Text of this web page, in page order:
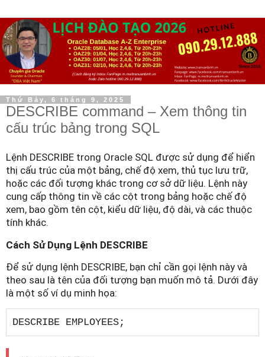
Thứ Bảy, 6 tháng 9, 2025
DESCRIBE command – Xem thông tin
cấu trúc bảng trong SQL
Lệnh DESCRIBE trong Oracle SQL được sử dụng để hiển
thị cấu trúc của một bảng, chế độ xem, thủ tục lưu trữ,
hoặc các đối tượng khác trong cơ sở dữ liệu. Lệnh này
cung cấp thông tin về các cột trong bảng hoặc chế độ
xem, bao gồm tên cột, kiểu dữ liệu, độ dài, và các thuộc
tính khác.
Cách Sử Dụng Lệnh DESCRIBE
Để sử dụng lệnh DESCRIBE, bạn chỉ cần gọi lệnh này và
theo sau là tên của đối tượng bạn muốn mô tả. Dưới đây
là một số ví dụ minh họa:
DESCRIBE EMPLOYEES;